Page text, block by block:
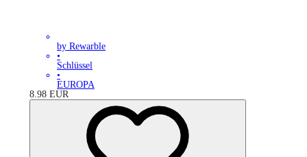
by Rewarble
•
Schlüssel
•
EUROPA
8.98 EUR